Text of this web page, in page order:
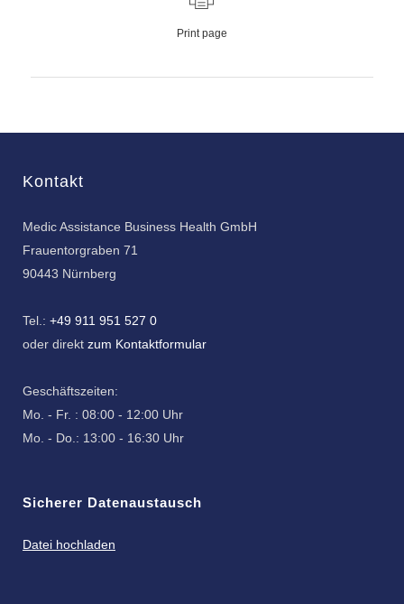
Print page
Kontakt
Medic Assistance Business Health GmbH
Frauentorgraben 71
90443 Nürnberg
Tel.: +49 911 951 527 0
oder direkt zum Kontaktformular
Geschäftszeiten:
Mo. - Fr. : 08:00 - 12:00 Uhr
Mo. - Do.: 13:00 - 16:30 Uhr
Sicherer Datenaustausch
Datei hochladen